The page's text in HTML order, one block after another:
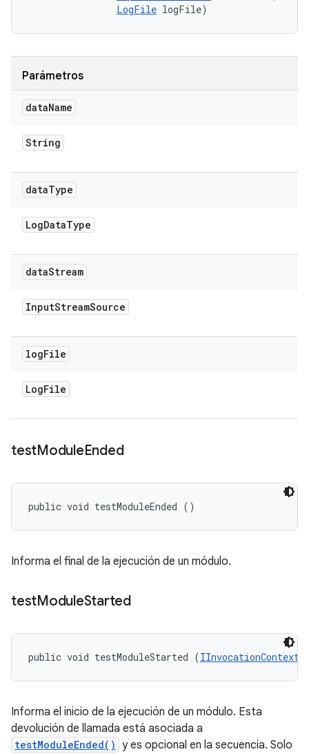
LogFile logFile)
Parámetros
dataName
String
dataType
LogDataType
dataStream
InputStreamSource
logFile
LogFile
testModuleEnded
public void testModuleEnded ()
Informa el final de la ejecución de un módulo.
testModuleStarted
public void testModuleStarted (IInvocationContext
Informa el inicio de la ejecución de un módulo. Esta
devolución de llamada está asociada a
testModuleEnded() y es opcional en la secuencia. Solo